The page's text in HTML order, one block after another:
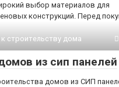
выбор материалов для
конструкций. Перед
строительству дома
из сип панелей
домов из СИП